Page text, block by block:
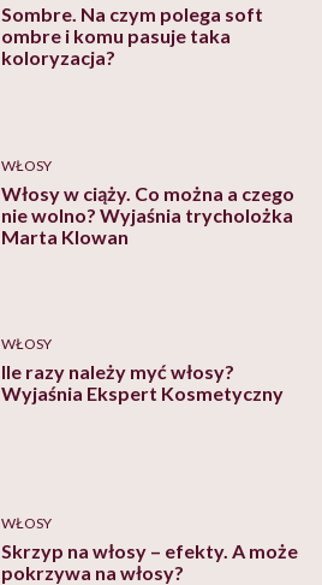
Sombre. Na czym polega soft
ombre i komu pasuje taka
koloryzacja?
WŁOSY
Włosy w ciąży. Co można a czego
nie wolno? Wyjaśnia trycholożka
Marta Klowan
WŁOSY
Ile razy należy myć włosy?
Wyjaśnia Ekspert Kosmetyczny
WŁOSY
Skrzyp na włosy – efekty. A może
pokrzywa na włosy?